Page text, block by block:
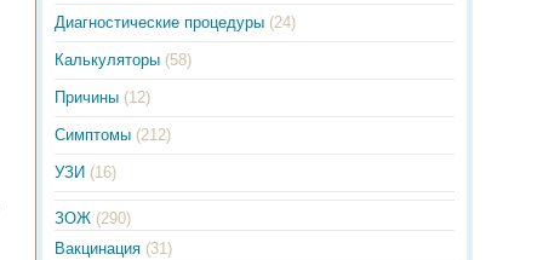
Диагностические процедуры (24)
Калькуляторы (58)
Причины (12)
Симптомы (212)
УЗИ (16)
ЗОЖ (290)
Вакцинация (31)